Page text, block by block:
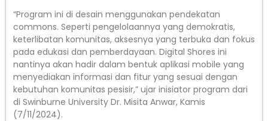
“Program ini di desain menggunakan pendekatan
commons. Seperti pengelolaannya yang demokratis,
keterlibatan komunitas, aksesnya yang terbuka dan fokus
pada edukasi dan pemberdayaan. Digital Shores ini
nantinya akan hadir dalam bentuk aplikasi mobile yang
menyediakan informasi dan fitur yang sesuai dengan
kebutuhan komunitas pesisir,” ujar inisiator program dari
di Swinburne University Dr. Misita Anwar, Kamis
(7/11/2024).